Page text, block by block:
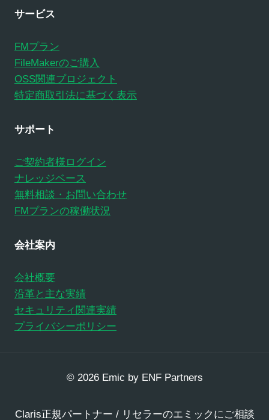
サービス
FMプラン
FileMakerのご購入
OSS関連プロジェクト
特定商取引法に基づく表示
サポート
ご契約者様ログイン
ナレッジベース
無料相談・お問い合わせ
FMプランの稼働状況
会社案内
会社概要
沿革と主な実績
セキュリティ関連実績
プライバシーポリシー
© 2026 Emic by ENF Partners
Claris正規パートナー / リセラーのエミックにご相談